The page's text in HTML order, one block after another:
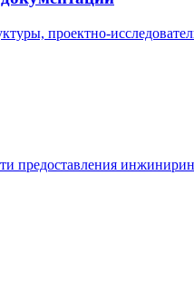
проектно-
предоставления